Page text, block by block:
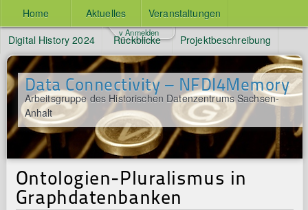
Home Aktuelles
Veranstaltungen
Digital History 2024
Rückblicke Projektbeschreibung
Data Connectivity – NFDI4Memory
Arbeitsgruppe des Historischen Datenzentrums Sachsen-
Anhalt
v Anmelden
Ontologien-Pluralismus in
Graphdatenbanken